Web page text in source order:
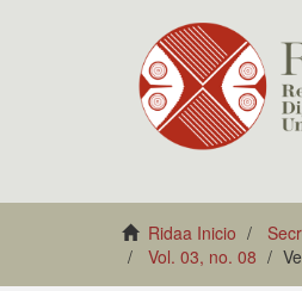
Ridaa Inicio
Vol. 03, no. 08